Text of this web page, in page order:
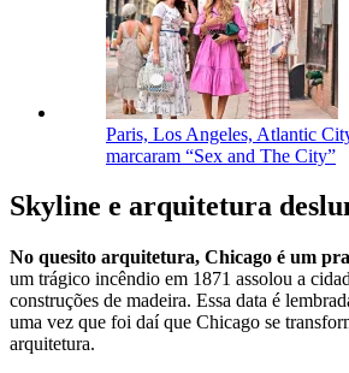
Paris, Los Angeles, Atlantic
marcaram “Sex and The City”
Skyline e arquitetura
No quesito arquitetura, Chicago é um
um trágico incêndio em 1871 assolou a
construções de madeira. Essa data é
uma vez que foi daí que Chicago se
arquitetura.